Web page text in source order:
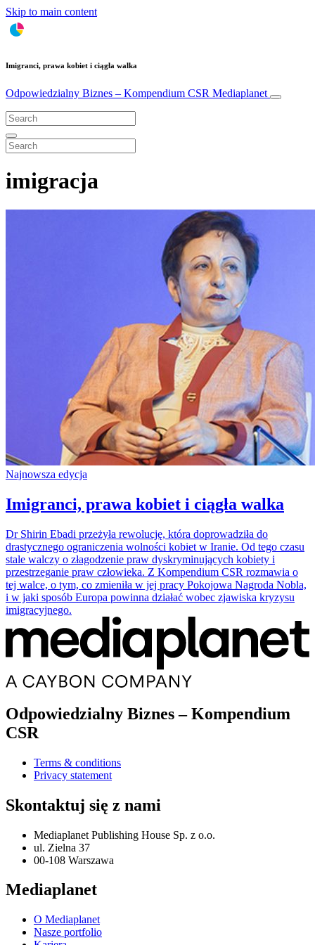
Skip to main content
Imigranci, prawa kobiet i ciągła walka
Odpowiedzialny Biznes – Kompendium CSR Mediaplanet
imigracja
Najnowsza edycja
Imigranci, prawa kobiet i ciągła walka
Dr Shirin Ebadi przeżyła rewolucję, która doprowadziła do
drastycznego ograniczenia wolności kobiet w Iranie. Od tego czasu
stale walczy o złagodzenie praw dyskryminujących kobiety i
przestrzeganie praw człowieka. Z Kompendium CSR rozmawia o
tej walce, o tym, co zmieniła w jej pracy Pokojowa Nagroda Nobla,
i w jaki sposób Europa powinna działać wobec zjawiska kryzysu
imigracyjnego.
Odpowiedzialny Biznes – Kompendium
CSR
Terms & conditions
Privacy statement
Skontaktuj się z nami
Mediaplanet Publishing House Sp. z o.o.
ul. Zielna 37
00-108 Warszawa
Mediaplanet
O Mediaplanet
Nasze portfolio